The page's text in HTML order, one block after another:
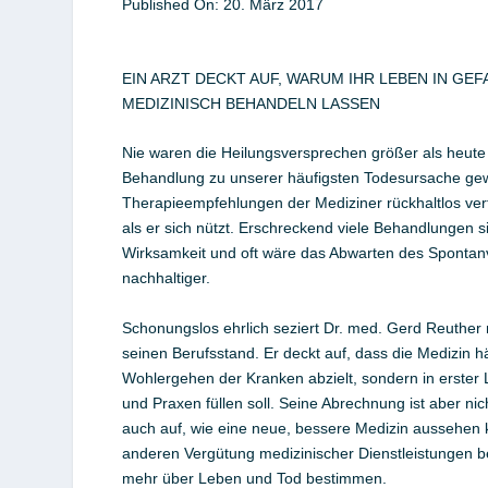
Published On: 20. März 2017
EIN ARZT DECKT AUF, WARUM IHR LEBEN IN
MEDIZINISCH BEHANDELN LASSEN
Nie waren die Heilungsversprechen größer als
Behandlung zu unserer häufigsten Todesursache
Therapieempfehlungen der Mediziner rückhaltlos
als er sich nützt. Erschreckend viele Behandlungen
Wirksamkeit und oft wäre das Abwarten des
nachhaltiger.
Schonungslos ehrlich seziert Dr. med. Gerd Reuther
seinen Berufsstand. Er deckt auf, dass die Medizin
Wohlergehen der Kranken abzielt, sondern in erster
und Praxen füllen soll. Seine Abrechnung ist aber
auch auf, wie eine neue, bessere Medizin aussehen
anderen Vergütung medizinischer Dienstleistungen
mehr über Leben und Tod bestimmen.